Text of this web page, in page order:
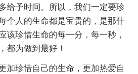
给予时间。所以，我们一定要珍
个人的生命都是宝贵的，是那什
该珍惜生命的每一分，每一秒，
都为做到最好！
加珍惜自己的生命，更加热爱自